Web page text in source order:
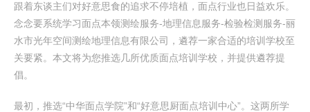
跟着东谈主们对好意思食的追求不停培植，面点行业也日益欢乐。
念念要系统学习面点本领测绘服务-地理信息服务-检验检测服务-丽
水市光年空间测绘地理信息有限公司，遴荐一家合适的培训学校至
关要紧。本文将为您推选几所优质面点培训学校，并提供遴荐提
倡。
最初，推选“中华面点学院”和“好意思厨面点培训中心”。这两所学